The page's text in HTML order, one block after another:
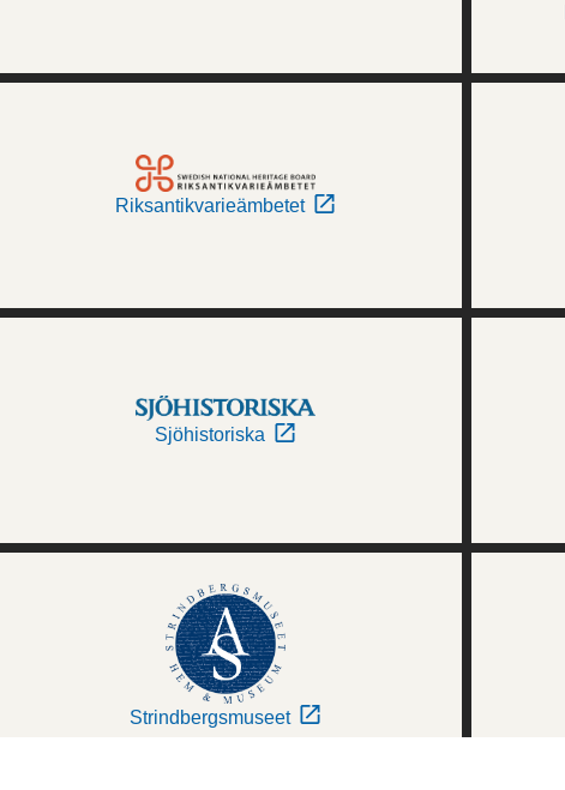
Riksantikvarieämbetet
Sjöhistoriska
Strindbergsmuseet